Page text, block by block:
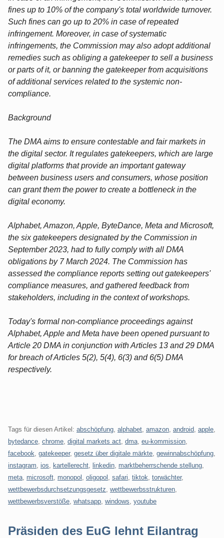
fines up to 10% of the company's total worldwide turnover.
Such fines can go up to 20% in case of repeated
infringement. Moreover, in case of systematic
infringements, the Commission may also adopt additional
remedies such as obliging a gatekeeper to sell a business
or parts of it, or banning the gatekeeper from acquisitions
of additional services related to the systemic non-
compliance.
Background
The DMA aims to ensure contestable and fair markets in
the digital sector. It regulates gatekeepers, which are large
digital platforms that provide an important gateway
between business users and consumers, whose position
can grant them the power to create a bottleneck in the
digital economy.
Alphabet, Amazon, Apple, ByteDance, Meta and Microsoft,
the six gatekeepers designated by the Commission in
September 2023, had to fully comply with all DMA
obligations by 7 March 2024. The Commission has
assessed the compliance reports setting out gatekeepers'
compliance measures, and gathered feedback from
stakeholders, including in the context of workshops.
Today's formal non-compliance proceedings against
Alphabet, Apple and Meta have been opened pursuant to
Article 20 DMA in conjunction with Articles 13 and 29 DMA
for breach of Articles 5(2), 5(4), 6(3) and 6(5) DMA
respectively.
Tags für diesen Artikel: abschöpfung alphabet amazon android apple
bytedance chrome digital markets act dma eu-kommission
facebook gatekeeper, gesetz über digitale märkte gewinnabschöpfung
instagram ios kartellerecht linkedin marktbeherrschende stellung
meta microsoft monopol oligopol safari tiktok torwächter,
wettbewerbsdurchsetzungsgesetz wettbewerbsstrukturen
wettbewerbsverstöße whatsapp windows youtube
Präsiden des EuG lehnt Eilantrag